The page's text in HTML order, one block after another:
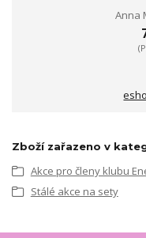
Anna
Zboží zařazeno v
Akce pro členy klubu
Stálé akce na sety